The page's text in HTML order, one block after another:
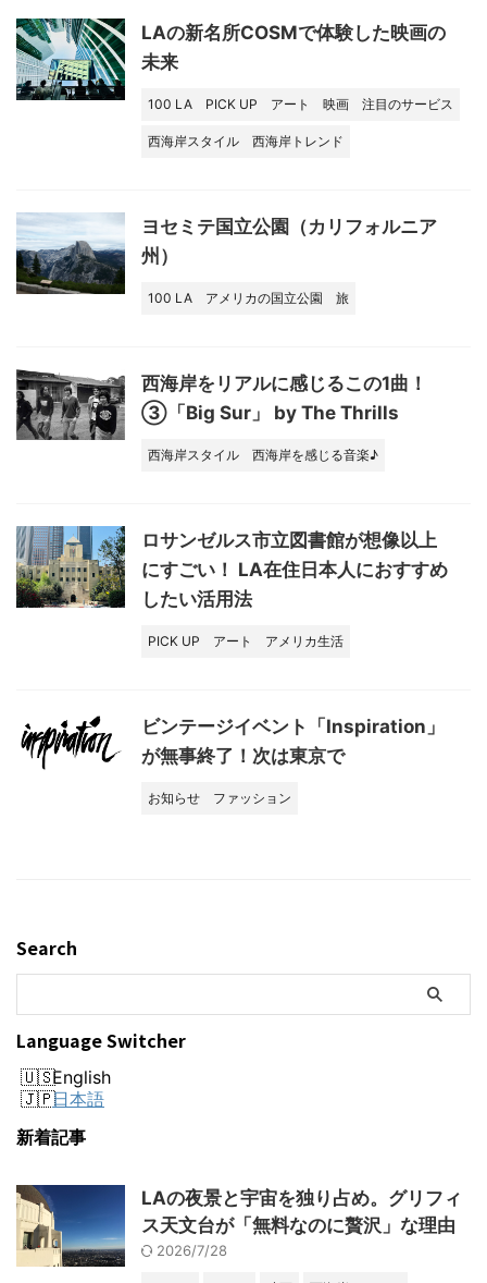
LAの新名所COSMで体験した映画の
未来
100 LA PICK UP アート 映画 注目のサービス
西海岸スタイル 西海岸トレンド
ヨセミテ国立公園（カリフォルニア
州）
100 LA アメリカの国立公園 旅
西海岸をリアルに感じるこの1曲！
③「Big Sur」 by The Thrills
西海岸スタイル 西海岸を感じる音楽♪
ロサンゼルス市立図書館が想像以上
にすごい！ LA在住日本人におすすめ
したい活用法
PICK UP アート アメリカ生活
ビンテージイベント「Inspiration」
が無事終了！次は東京で
お知らせ ファッション
Search
Language Switcher
English
日本語
新着記事
LAの夜景と宇宙を独り占め。グリフィ
ス天文台が「無料なのに贅沢」な理由
2026/7/28